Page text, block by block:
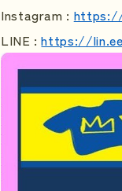
Instagram : https://
LINE :https://